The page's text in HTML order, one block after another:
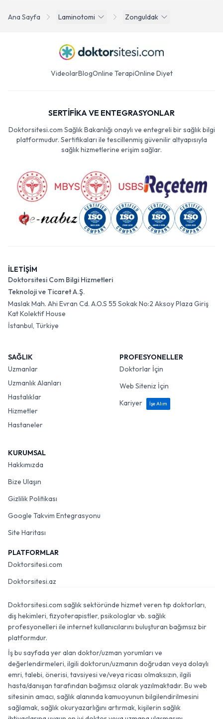
Ana Sayfa Laminotomi Zonguldak
VideolarBlogOnline TerapiOnline Diyet
SERTİFİKA VE ENTEGRASYONLAR
Doktorsitesi.com Sağlık Bakanlığı onaylı ve entegreli bir sağlık bilgi
platformudur. Sertifikaları ile tescillenmiş güvenilir altyapısıyla
sağlık hizmetlerine erişim sağlar.
İLETİŞİM
Doktorsitesi Com Bilgi Hizmetleri
Teknoloji ve Ticaret A.Ş.
Maslak Mah. Ahi Evran Cd. A.O.S 55 Sokak No:2 Aksoy Plaza Giriş
Kat Kolektif House
İstanbul, Türkiye
SAĞLIK
Uzmanlar
Uzmanlık Alanları
Hastalıklar
Hizmetler
Hastaneler
PROFESYONELLER
Doktorlar İçin
Web Siteniz İçin
Kariyer
İşe Alım
KURUMSAL
Hakkımızda
Bize Ulaşın
Gizlilik Politikası
Google Takvim Entegrasyonu
Site Haritası
PLATFORMLAR
Doktorsitesi.com
Doktorsitesi.az
Doktorsitesi.com sağlık sektöründe hizmet veren tıp doktorları,
diş hekimleri, fizyoterapistler, psikologlar vb. sağlık
profesyonelleri ile internet kullanıcılarını buluşturan bağımsız bir
platformdur.
İş bu sayfada yer alan doktor/uzman yorumları ve
değerlendirmeleri, ilgili doktorun/uzmanın doğrudan veya dolaylı
emri, talebi, önerisi, tavsiyesi ve/veya ricası olmaksızın, ilgili
hasta/danışan tarafından bağımsız olarak yazılmaktadır. Bu web
sitesinin amacı, sağlık alanında kamuoyunun bilgilendirilmesini
sağlamak, sağlık okuryazarlığını artırmak, kişilerin sağlık